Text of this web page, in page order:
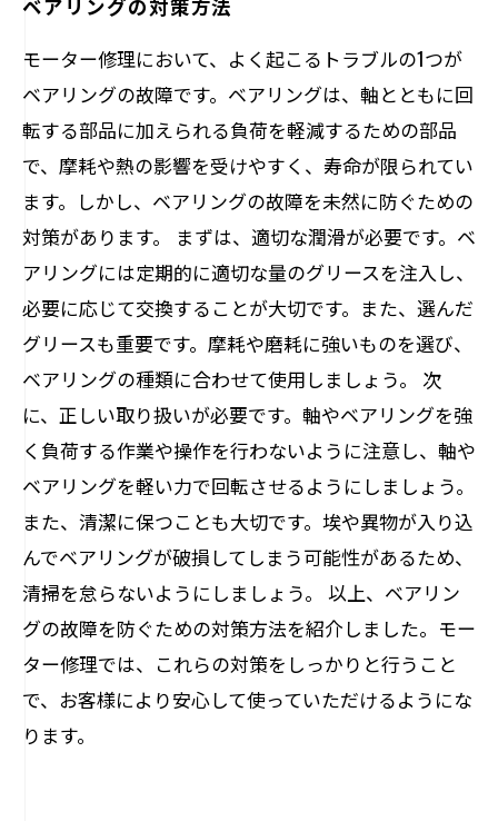
モーター修理において、よく起こるトラブルの1つが
ベアリングの故障です。ベアリングは、軸とともに回
転する部品に加えられる負荷を軽減するための部品
で、摩耗や熱の影響を受けやすく、寿命が限られてい
ます。しかし、ベアリングの故障を未然に防ぐための
対策があります。 まずは、適切な潤滑が必要です。ベ
アリングには定期的に適切な量のグリースを注入し、
必要に応じて交換することが大切です。また、選んだ
グリースも重要です。摩耗や磨耗に強いものを選び、
ベアリングの種類に合わせて使用しましょう。 次
に、正しい取り扱いが必要です。軸やベアリングを強
く負荷する作業や操作を行わないように注意し、軸や
ベアリングを軽い力で回転させるようにしましょう。
また、清潔に保つことも大切です。埃や異物が入り込
んでベアリングが破損してしまう可能性があるため、
清掃を怠らないようにしましょう。 以上、ベアリン
グの故障を防ぐための対策方法を紹介しました。モー
ター修理では、これらの対策をしっかりと行うこと
で、お客様により安心して使っていただけるようにな
ります。